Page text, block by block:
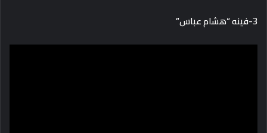
3-فينه “هشام عباس”